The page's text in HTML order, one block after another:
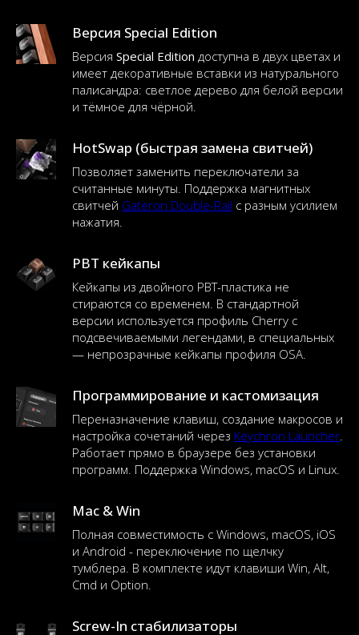
Версия Special Edition
Версия Special Edition доступна в двух цветах и
имеет декоративные вставки из натурального
палисандра: светлое дерево для белой версии
и тёмное для чёрной.
HotSwap (быстрая замена свитчей)
Позволяет заменить переключатели за
считанные минуты. Поддержка магнитных
свитчей Gateron Double-Rail с разным усилием
нажатия.
PBT кейкапы
Кейкапы из двойного PBT-пластика не
стираются со временем. В стандартной
версии используется профиль Cherry с
подсвечиваемыми легендами, в специальных
— непрозрачные кейкапы профиля OSA.
Программирование и кастомизация
Переназначение клавиш, создание макросов и
настройка сочетаний через Keychron Launcher.
Работает прямо в браузере без установки
программ. Поддержка Windows, macOS и Linux.
Mac & Win
Полная совместимость с Windows, macOS, iOS
и Android - переключение по щелчку
тумблера. В комплекте идут клавиши Win, Alt,
Cmd и Option.
Screw-In стабилизаторы